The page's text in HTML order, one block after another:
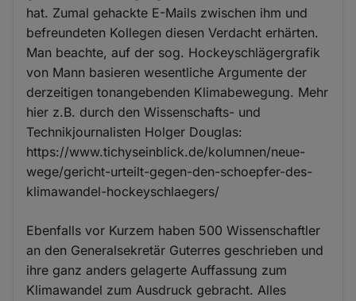
hat. Zumal gehackte E-Mails zwischen ihm und
befreundeten Kollegen diesen Verdacht erhärten.
Man beachte, auf der sog. Hockeyschlägergrafik
von Mann basieren wesentliche Argumente der
derzeitigen tonangebenden Klimabewegung. Mehr
hier z.B. durch den Wissenschafts- und
Technikjournalisten Holger Douglas:
https://www.tichyseinblick.de/kolumnen/neue-
wege/gericht-urteilt-gegen-den-schoepfer-des-
klimawandel-hockeyschlaegers/
Ebenfalls vor Kurzem haben 500 Wissenschaftler
an den Generalsekretär Guterres geschrieben und
ihre ganz anders gelagerte Auffassung zum
Klimawandel zum Ausdruck gebracht. Alles